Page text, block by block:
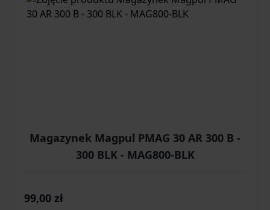
Magazynek Magpul PMAG 30 AR 300 B -
300 BLK - MAG800-BLK
99,00 zł